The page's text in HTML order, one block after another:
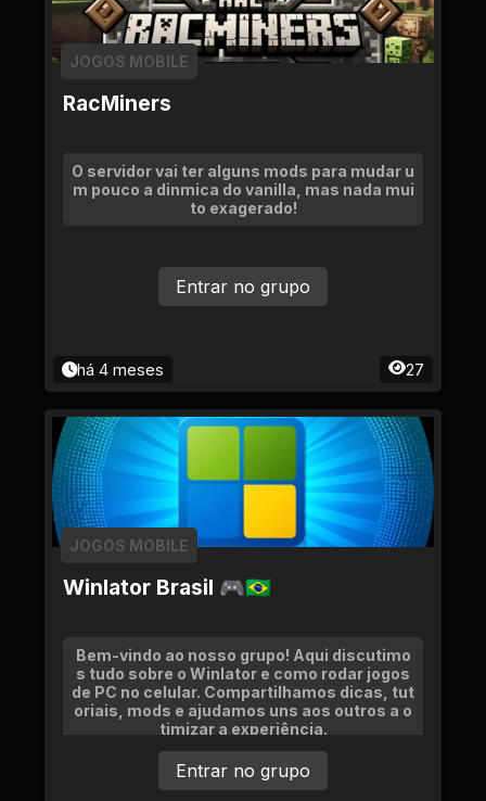
RacMiners
JOGOS MOBILE
O servidor vai ter alguns mods para mudar u
m pouco a dinmica do vanilla, mas nada mui
to exagerado!
há 4 meses 27
Entrar no grupo
Winlator Brasil 🎮🇧🇷
JOGOS MOBILE
Bem-vindo ao nosso grupo! Aqui discutimo
s tudo sobre o Winlator e como rodar jogos
de PC no celular. Compartilhamos dicas, tut
oriais, mods e ajudamos uns aos outros a o
timizar a experiência.
Entrar no grupo